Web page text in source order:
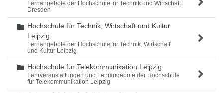
Lernangebote der Hochschule für Technik und Wirtschaft
Dresden
Ordner
Hochschule für Technik, Wirtschaft und Kultur
Leipzig
Lernangebote der Hochschule für Technik, Wirtschaft
und Kultur Leipzig
Ordner
Hochschule für Telekommunikation Leipzig
Lehrveranstaltungen und Lehrangebote der Hochschule
für Telekommunikation Leipzig